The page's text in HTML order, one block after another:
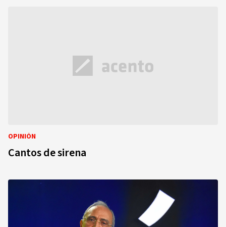
OPINIÓN
Cantos de sirena